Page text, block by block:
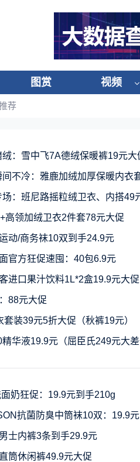
图赏 视频
荐
绒：雪中飞7A德绒保暖裤19元大
间不冷：雅鹿加绒加厚保暖内衣
场：班尼路摇粒绒卫衣、内搭49
高领加绒卫衣2件套78元大促
动/商务袜10双到手24.9元
官方狂促速囤：40包6.9元
进口果汁饮料1L*2盒19.9元大促
88元大促
装39元5折大促（秋裤19元）
华液19.9元（屈臣氏249元大差
奶狂促：19.9元到手210g
抗菌防臭中筒袜10双：19.9
士内裤3条到手29.9元
筒休闲裤49.9元大促